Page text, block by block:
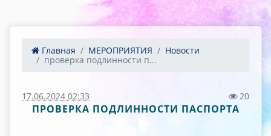
Главная МЕРОПРИЯТИЯ
Новости
проверка подлинности п...
17.06.2024 02:33 20
ПРОВЕРКА ПОДЛИННОСТИ ПАСПОРТА